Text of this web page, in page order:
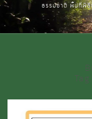
ธรรมชาติ พื้นที่พิธี
Tag: